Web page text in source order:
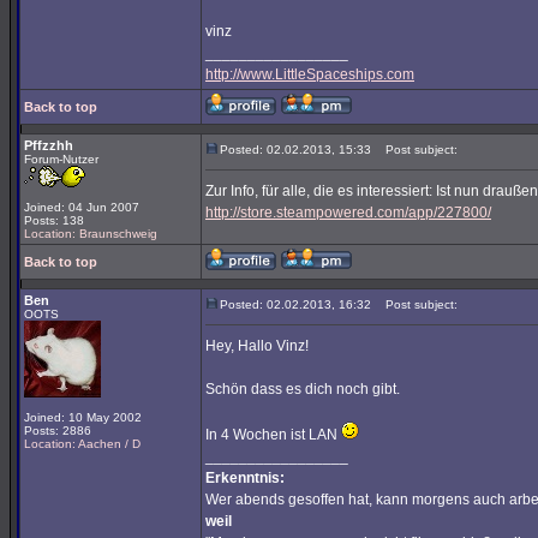
vinz
http://www.LittleSpaceships.com
Back to top
Pffzzhh
Forum-Nutzer
Joined: 04 Jun 2007
Posts: 138
Location: Braunschweig
Posted: 02.02.2013, 15:33 Post subject:
Zur Info, für alle, die es interessiert: Ist nun
http://store.steampowered.com/app/227800/
Back to top
Ben
OOTS
Joined: 10 May 2002
Posts: 2886
Location: Aachen / D
Posted: 02.02.2013, 16:32 Post subject:
Hey, Hallo Vinz!
Schön dass es dich noch gibt.
In 4 Wochen ist LAN
Erkenntnis:
Wer abends gesoffen hat, kann morgens auch
weil